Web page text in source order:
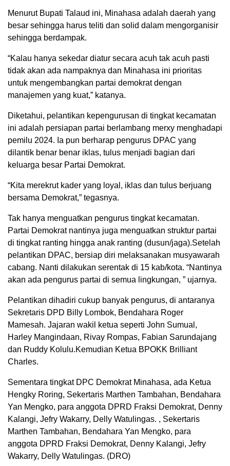
Menurut Bupati Talaud ini, Minahasa adalah daerah yang
besar sehingga harus teliti dan solid dalam mengorganisir
sehingga berdampak.
“Kalau hanya sekedar diatur secara acuh tak acuh pasti
tidak akan ada nampaknya dan Minahasa ini prioritas
untuk mengembangkan partai demokrat dengan
manajemen yang kuat,” katanya.
Diketahui, pelantikan kepengurusan di tingkat kecamatan
ini adalah persiapan partai berlambang merxy menghadapi
pemilu 2024. Ia pun berharap pengurus DPAC yang
dilantik benar benar iklas, tulus menjadi bagian dari
keluarga besar Partai Demokrat.
“Kita merekrut kader yang loyal, iklas dan tulus berjuang
bersama Demokrat,” tegasnya.
Tak hanya menguatkan pengurus tingkat kecamatan.
Partai Demokrat nantinya juga menguatkan struktur partai
di tingkat ranting hingga anak ranting (dusun/jaga).Setelah
pelantikan DPAC, bersiap diri melaksanakan musyawarah
cabang. Nanti dilakukan serentak di 15 kab/kota. “Nantinya
akan ada pengurus partai di semua lingkungan, ” ujarnya.
Pelantikan dihadiri cukup banyak pengurus, di antaranya
Sekretaris DPD Billy Lombok, Bendahara Roger
Mamesah. Jajaran wakil ketua seperti John Sumual,
Harley Mangindaan, Rivay Rompas, Fabian Sarundajang
dan Ruddy Kolulu.Kemudian Ketua BPOKK Brilliant
Charles.
Sementara tingkat DPC Demokrat Minahasa, ada Ketua
Hengky Roring, Sekertaris Marthen Tambahan, Bendahara
Yan Mengko, para anggota DPRD Fraksi Demokrat, Denny
Kalangi, Jefry Wakarry, Delly Watulingas. , Sekertaris
Marthen Tambahan, Bendahara Yan Mengko, para
anggota DPRD Fraksi Demokrat, Denny Kalangi, Jefry
Wakarry, Delly Watulingas. (DRO)